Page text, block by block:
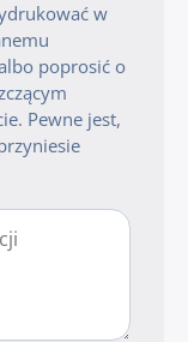
w
poprosić o
Pewne jest,